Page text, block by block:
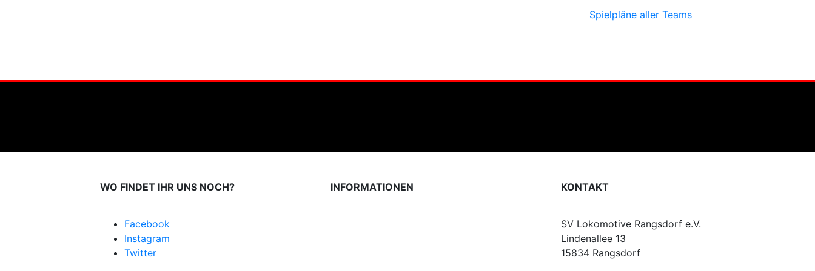
Spielpläne aller Teams
WO FINDET IHR UNS NOCH?
Facebook
Instagram
Twitter
INFORMATIONEN KONTAKT
SV Lokomotive Rangsdorf e.V.
Lindenallee 13
15834 Rangsdorf